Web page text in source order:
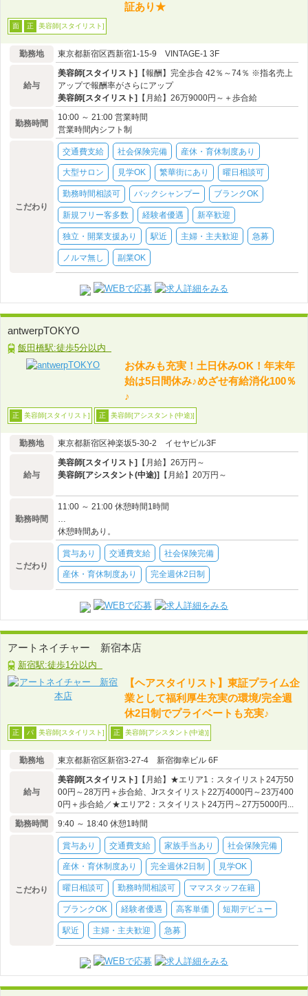
証あり★
面 正 美容師[スタイリスト]
勤務地 東京都新宿区西新宿1-15-9 VINTAGE-1 3F
給与
美容師[スタイリスト]
【報酬】完全歩合 42％～74％ ※指名売上
アップで報酬率がさらにアップ
美容師[スタイリスト]
【月給】26万9000円～＋歩合給
勤務時間
10:00 ～ 21:00 営業時間
営業時間内シフト制
こだわり
交通費支給 社会保険完備 産休・育休制度あり
大型サロン 見学OK 繁華街にあり 曜日相談可
勤務時間相談可 バックシャンプー ブランクOK
新規フリー客多数 経験者優遇 新卒歓迎
独立・開業支援あり 駅近 主婦・主夫歓迎 急募
ノルマ無し 副業OK
antwerpTOKYO
飯田橋駅:徒歩5分以内
お休みも充実！土日休みOK！年末年
始は5日間休み♪めざせ有給消化100％
♪
正 美容師[スタイリスト] 正 美容師[アシスタント(中途)]
勤務地 東京都新宿区神楽坂5-30-2 イセヤビル3F
給与
美容師[スタイリスト]
【月給】26万円～
美容師[アシスタント(中途)]
【月給】20万円～
勤務時間
11:00 ～ 21:00 休憩時間1時間
…
休憩時間あり。
こだわり
賞与あり 交通費支給 社会保険完備
産休・育休制度あり 完全週休2日制
アートネイチャー 新宿本店
新宿駅:徒歩1分以内
【ヘアスタイリスト】東証プライム企
業として福利厚生充実の環境/完全週
休2日制でプライベートも充実♪
正 パ 美容師[スタイリスト] 正 美容師[アシスタント(中途)]
勤務地 東京都新宿区新宿3-27-4 新宿御幸ビル 6F
給与
美容師[スタイリスト]
【月給】★エリア1：スタイリスト24万50
00円～28万円＋歩合給、Jrスタイリスト22万4000円～23万400
0円＋歩合給／★エリア2：スタイリスト24万円～27万5000円...
勤務時間
9:40 ～ 18:40 休憩1時間
こだわり
賞与あり 交通費支給 家族手当あり 社会保険完備
産休・育休制度あり 完全週休2日制 見学OK
曜日相談可 勤務時間相談可 ママスタッフ在籍
ブランクOK 経験者優遇 高客単価 短期デビュー
駅近 主婦・主夫歓迎 急募